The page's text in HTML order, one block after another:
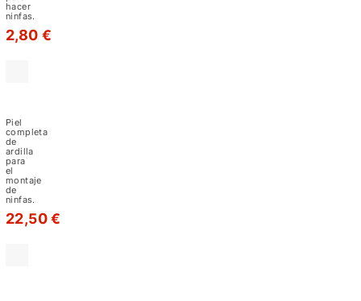
usa
para
moscas
secas
y
el
de
bucktail
hacer
ninfas.
2,80 €
Ardilla
Natural
Grey
Piel
completa
de
ardilla
para
el
montaje
de
ninfas.
22,50 €